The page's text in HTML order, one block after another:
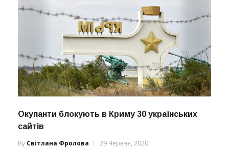
Окупанти блокують в Криму 30 українських
сайтів
By Світлана Фролова 29 Червня, 2020